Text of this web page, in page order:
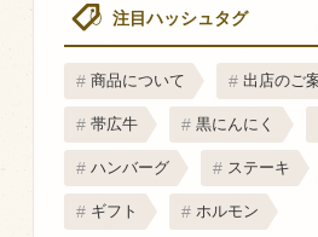
注目ハッシュタグ
商品について 出店のご
帯広牛 黒にんにく
ハンバーグ ステーキ
ギフト ホルモン